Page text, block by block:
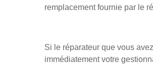
remplacement fournie par le
Si le réparateur que vous
immédiatement votre